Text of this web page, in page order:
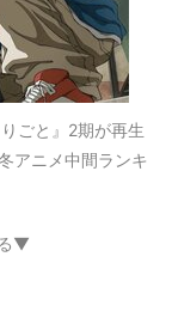
ごと』2期が再生
アニメ中間ランキ
▼